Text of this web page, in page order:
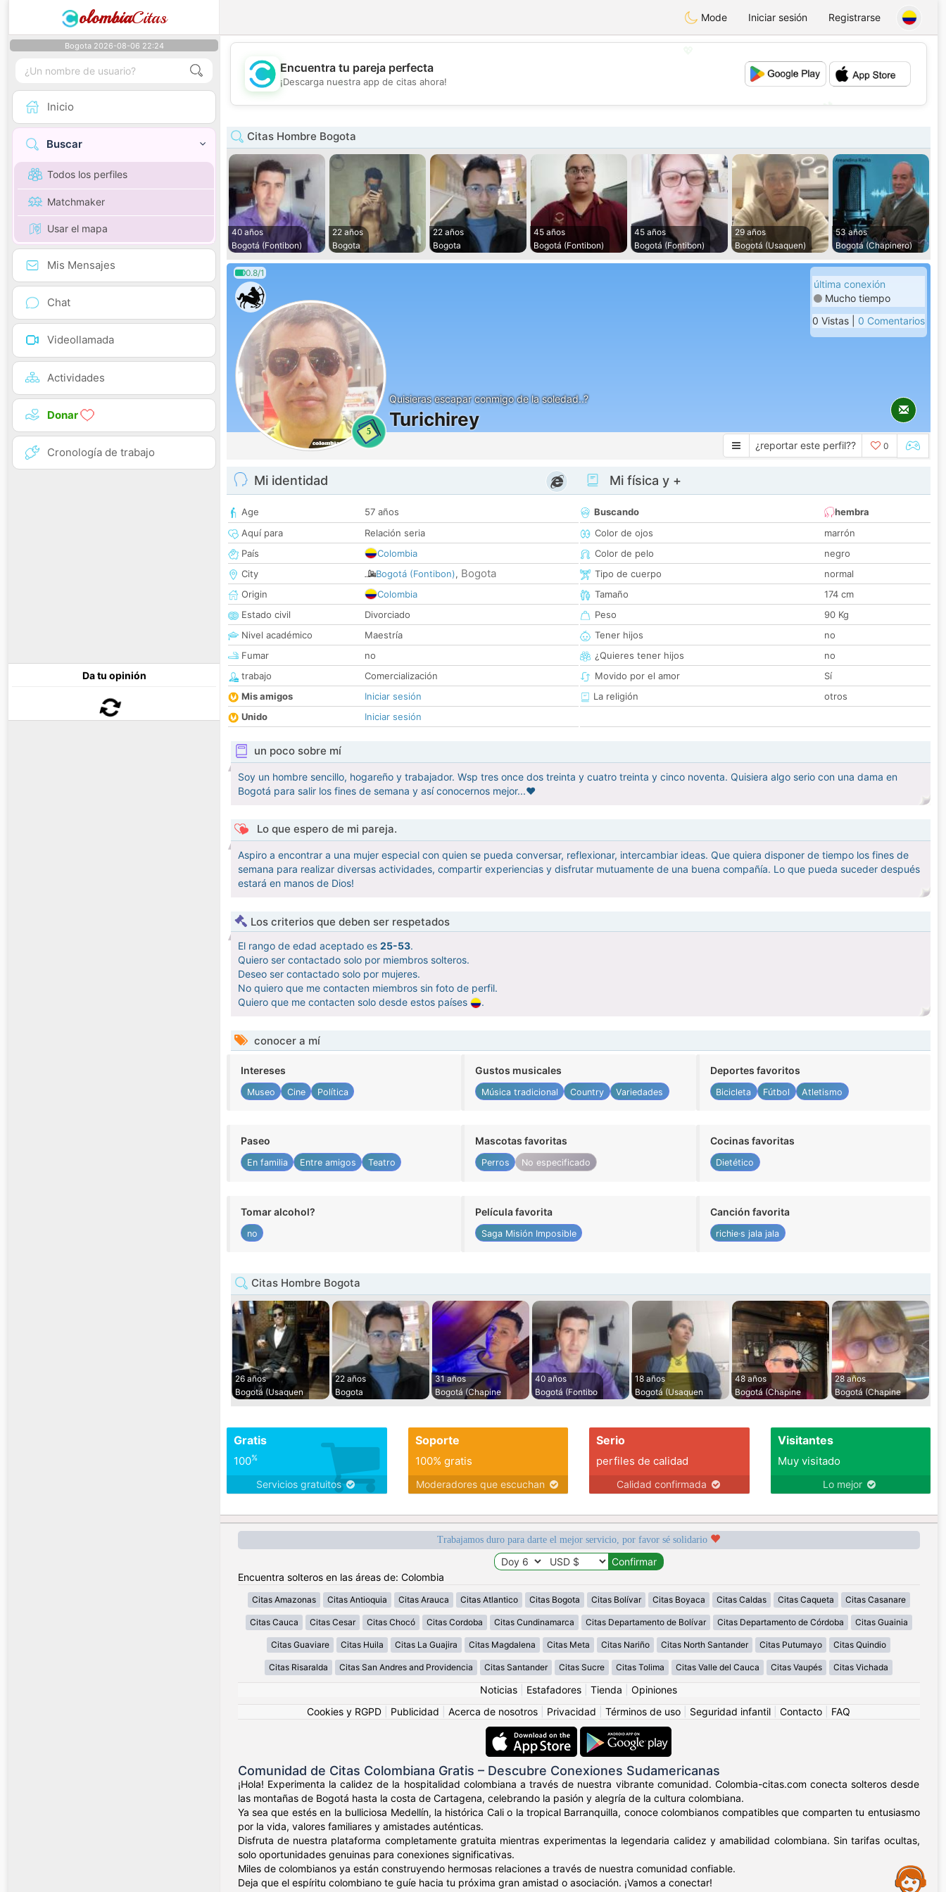
olombiaCitas Mode Iniciar sesión Registrarse
Bogota 2026-08-06 22:24
Inicio
Buscar
Todos los perfiles
Matchmaker
Usar el mapa
Mis Mensajes
Chat
Videollamada
Actividades
Donar
Cronología de trabajo
Da tu opinión
💖
💕
Encuentra tu pareja perfecta
¡Descarga nuestra app de citas ahora!
Citas Hombre Bogota
40 años
Bogotá (Fontibon)
22 años
Bogota
22 años
Bogota
45 años
Bogotá (Fontibon)
45 años
Bogotá (Fontibon)
29 años
Bogotá (Usaquen)
53 años
Bogotá (Chapinero)
0.8/1
5
Quisieras escapar conmigo de la soledad..?
Turichirey
última conexión
Mucho tiempo
0 Vistas | 0 Comentarios
¿reportar este perfil?? 0
Mi identidad
Age
57 años
Aquí para
Relación seria
País
Colombia
City
Bogotá (Fontibon), Bogota
Origin
Colombia
Estado civil
Divorciado
Nivel académico
Maestría
Fumar
no
trabajo
Comercialización
Mis amigos
Iniciar sesión
Unido
Iniciar sesión
Mi física y +
Buscando
hembra
Color de ojos
marrón
Color de pelo
negro
Tipo de cuerpo
normal
Tamaño
174 cm
Peso
90 Kg
Tener hijos
no
¿Quieres tener hijos
no
Movido por el amor
Sí
La religión
otros
un poco sobre mí
Soy un hombre sencillo, hogareño y trabajador. Wsp tres once dos treinta y cuatro treinta y cinco noventa. Quisiera algo serio con una dama en
Bogotá para salir los fines de semana y así conocernos mejor...♥
Lo que espero de mi pareja.
Aspiro a encontrar a una mujer especial con quien se pueda conversar, reflexionar, intercambiar ideas. Que quiera disponer de tiempo los fines de
semana para realizar diversas actividades, compartir experiencias y disfrutar mutuamente de una buena compañía. Lo que pueda suceder después
estará en manos de Dios!
Los criterios que deben ser respetados
El rango de edad aceptado es 25-53.
Quiero ser contactado solo por miembros solteros.
Deseo ser contactado solo por mujeres.
No quiero que me contacten miembros sin foto de perfil.
Quiero que me contacten solo desde estos países
.
conocer a mí
Intereses
Museo Cine Política
Gustos musicales
Música tradicional Country Variedades
Deportes favoritos
Bicicleta Fútbol Atletismo
Paseo
En familia Entre amigos Teatro
Mascotas favoritas
Perros No especificado
Cocinas favoritas
Dietético
Tomar alcohol?
no
Película favorita
Saga Misión Imposible
Canción favorita
richie·s jala jala
Citas Hombre Bogota
26 años
Bogotá (Usaquen
22 años
Bogota
31 años
Bogotá (Chapine
40 años
Bogotá (Fontibo
18 años
Bogotá (Usaquen
48 años
Bogotá (Chapine
28 años
Bogotá (Chapine
Gratis
100%
Servicios gratuitos
Soporte
100% gratis
Moderadores que escuchan
Serio
perfiles de calidad
Calidad confirmada
Visitantes
Muy visitado
Lo mejor
Trabajamos duro para darte el mejor servicio, por favor sé solidario
Encuentra solteros en las áreas de: Colombia
Citas Amazonas Citas Antioquia Citas Arauca Citas Atlantico Citas Bogota Citas Bolívar Citas Boyaca Citas Caldas Citas Caqueta Citas Casanare
Citas Cauca Citas Cesar Citas Chocó Citas Cordoba Citas Cundinamarca Citas Departamento de Bolívar Citas Departamento de Córdoba Citas Guainia
Citas Guaviare Citas Huila Citas La Guajira Citas Magdalena Citas Meta Citas Nariño Citas North Santander Citas Putumayo Citas Quindio
Citas Risaralda Citas San Andres and Providencia Citas Santander Citas Sucre Citas Tolima Citas Valle del Cauca Citas Vaupés Citas Vichada
Noticias Estafadores Tienda
Opiniones
Cookies y RGPD
Publicidad Acerca de nosotros Privacidad Términos de uso Seguridad infantil Contacto FAQ
Comunidad de Citas Colombiana Gratis – Descubre Conexiones Sudamericanas
¡Hola! Experimenta la calidez de la hospitalidad colombiana a través de nuestra vibrante comunidad. Colombia-citas.com conecta solteros desde
las montañas de Bogotá hasta la costa de Cartagena, celebrando la pasión y alegría de la cultura colombiana.
Ya sea que estés en la bulliciosa Medellín, la histórica Cali o la tropical Barranquilla, conoce colombianos compatibles que comparten tu entusiasmo
por la vida, valores familiares y amistades auténticas.
Disfruta de nuestra plataforma completamente gratuita mientras experimentas la legendaria calidez y amabilidad colombiana. Sin tarifas ocultas,
solo oportunidades genuinas para conexiones significativas.
Miles de colombianos ya están construyendo hermosas relaciones a través de nuestra comunidad confiable.
Deja que el espíritu colombiano te guíe hacia tu próxima gran amistad o asociación. ¡Vamos a conectar!
Assistance